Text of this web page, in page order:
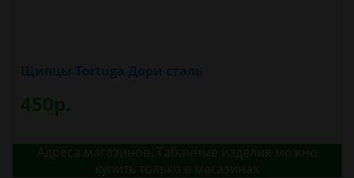
450р.
Адреса магазинов. Табачные изделия можно
купить только в магазинах